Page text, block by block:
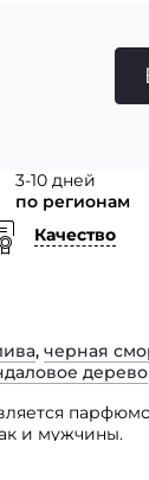
3-10 дней
по регионам
Качество
, черная
дерево
и мужчины.
ароматов.